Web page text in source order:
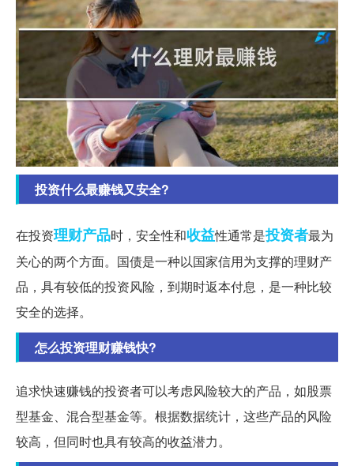
投资什么最赚钱又安全?
在投资理财产品时，安全性和收益性通常是投资者最为
关心的两个方面。国债是一种以国家信用为支撑的理财产
品，具有较低的投资风险，到期时返本付息，是一种比较
安全的选择。
怎么投资理财赚钱快?
追求快速赚钱的投资者可以考虑风险较大的产品，如股票
型基金、混合型基金等。根据数据统计，这些产品的风险
较高，但同时也具有较高的收益潜力。